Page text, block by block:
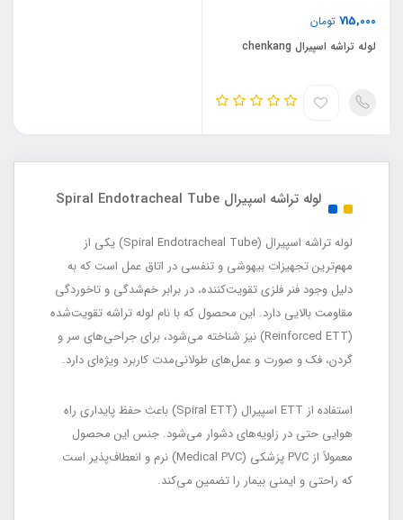
715,000 تومان
لوله تراشه اسپیرال chenkang
لوله تراشه اسپیرال Spiral Endotracheal Tube
لوله تراشه اسپیرال (Spiral Endotracheal Tube) یکی از
مهم‌ترین تجهیزات بیهوشی و تنفسی در اتاق عمل است که به
دلیل وجود فنر فلزی تقویت‌کننده، در برابر خم‌شدگی و تاخوردگی
مقاومت بالایی دارد. این محصول که با نام لوله تراشه تقویت‌شده
(Reinforced ETT) نیز شناخته می‌شود، برای جراحی‌های سر و
گردن، فک و صورت و عمل‌های طولانی‌مدت کاربرد ویژه‌ای دارد.
استفاده از ETT اسپیرال (Spiral ETT) باعث حفظ پایداری راه
هوایی حتی در زاویه‌های دشوار می‌شود. جنس این محصول
معمولاً از PVC پزشکی (Medical PVC) نرم و انعطاف‌پذیر است
که راحتی و ایمنی بیمار را تضمین می‌کند.